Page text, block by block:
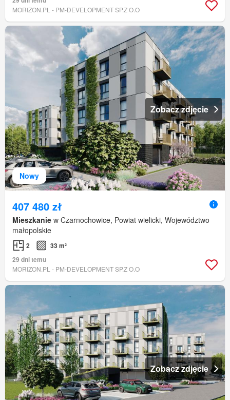
MORIZON.PL - PM-DEVELOPMENT SP.Z O.O
Nowy
Zobacz zdjęcie
407 480 zł
Mieszkanie w Czarnochowice, Powiat wielicki, Województwo
małopolskie
2
33 m²
29 dni temu
MORIZON.PL - PM-DEVELOPMENT SP.Z O.O
Zobacz zdjęcie